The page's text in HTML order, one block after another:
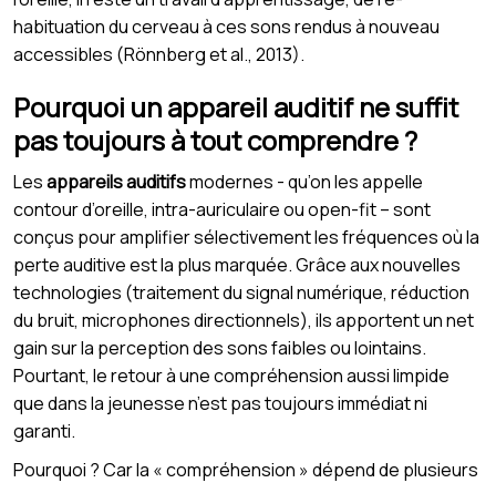
habituation du cerveau à ces sons rendus à nouveau
accessibles (Rönnberg et al., 2013).
Pourquoi un appareil auditif ne suffit
pas toujours à tout comprendre ?
Lesappareils auditifsmodernes - qu’on les appelle
contour d’oreille, intra-auriculaire ou open-fit – sont
conçus pour amplifier sélectivement les fréquences où la
perte auditive est la plus marquée. Grâce aux nouvelles
technologies (traitement du signal numérique, réduction
du bruit, microphones directionnels), ils apportent un net
gain sur la perception des sons faibles ou lointains.
Pourtant, le retour à une compréhension aussi limpide
que dans la jeunesse n’est pas toujours immédiat ni
garanti.
Pourquoi ? Car la « compréhension » dépend de plusieurs